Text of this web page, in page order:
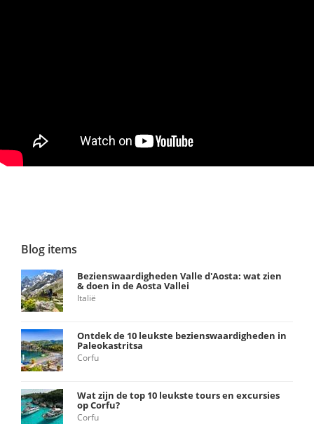
Blog items
Bezienswaardigheden Valle d'Aosta: wat zien
& doen in de Aosta Vallei
Italië
Ontdek de 10 leukste bezienswaardigheden in
Paleokastritsa
Corfu
Wat zijn de top 10 leukste tours en excursies
op Corfu?
Corfu